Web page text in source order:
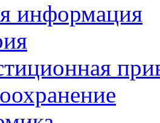
информация